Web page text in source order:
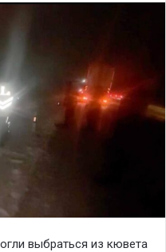
выбраться из кювета